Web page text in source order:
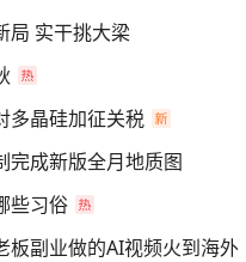
局 实干挑大梁
多晶硅加征关税
完成新版全月地质图
些习俗
板副业做的AI视频火到海外